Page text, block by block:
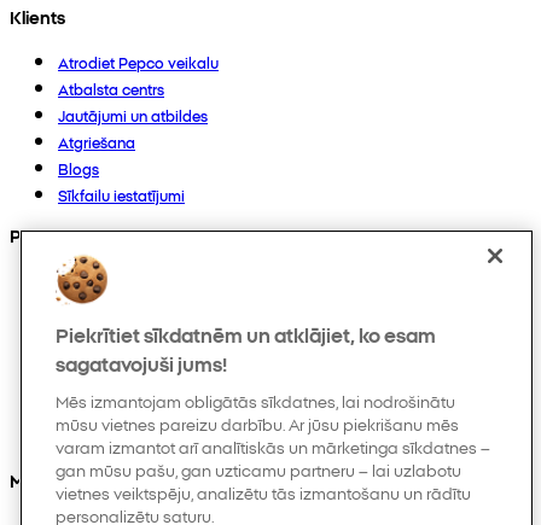
Klients
Atrodiet Pepco veikalu
Atbalsta centrs
Jautājumi un atbildes
Atgriešana
Blogs
Sīkfailu iestatījumi
Preces
Kolekcijas
Zīdaiņiem
Bērniem
Mājoklim
Vīriešiem
Mūs varat atrast arī
Piekrītiet sīkdatnēm un atklājiet, ko esam
sagatavojuši jums!
Mēs izmantojam obligātās sīkdatnes, lai nodrošinātu
mūsu vietnes pareizu darbību. Ar jūsu piekrišanu mēs
varam izmantot arī analītiskās un mārketinga sīkdatnes –
gan mūsu pašu, gan uzticamu partneru – lai uzlabotu
vietnes veiktspēju, analizētu tās izmantošanu un rādītu
personalizētu saturu.